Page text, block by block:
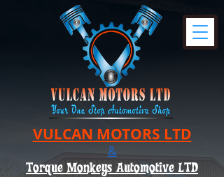
VULCAN MOTORS LTD
&
Torque Monkeys Automotive LTD